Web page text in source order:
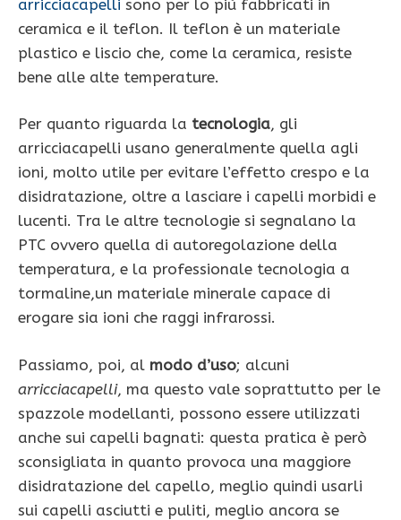
arricciacapelli sono per lo più fabbricati in
ceramica e il teflon. Il teflon è un materiale
plastico e liscio che, come la ceramica, resiste
bene alle alte temperature.
Per quanto riguarda la tecnologia, gli
arricciacapelli usano generalmente quella agli
ioni, molto utile per evitare l’effetto crespo e la
disidratazione, oltre a lasciare i capelli morbidi e
lucenti. Tra le altre tecnologie si segnalano la
PTC ovvero quella di autoregolazione della
temperatura, e la professionale tecnologia a
tormaline,un materiale minerale capace di
erogare sia ioni che raggi infrarossi.
Passiamo, poi, al modo d’uso; alcuni
arricciacapelli, ma questo vale soprattutto per le
spazzole modellanti, possono essere utilizzati
anche sui capelli bagnati: questa pratica è però
sconsigliata in quanto provoca una maggiore
disidratazione del capello, meglio quindi usarli
sui capelli asciutti e puliti, meglio ancora se